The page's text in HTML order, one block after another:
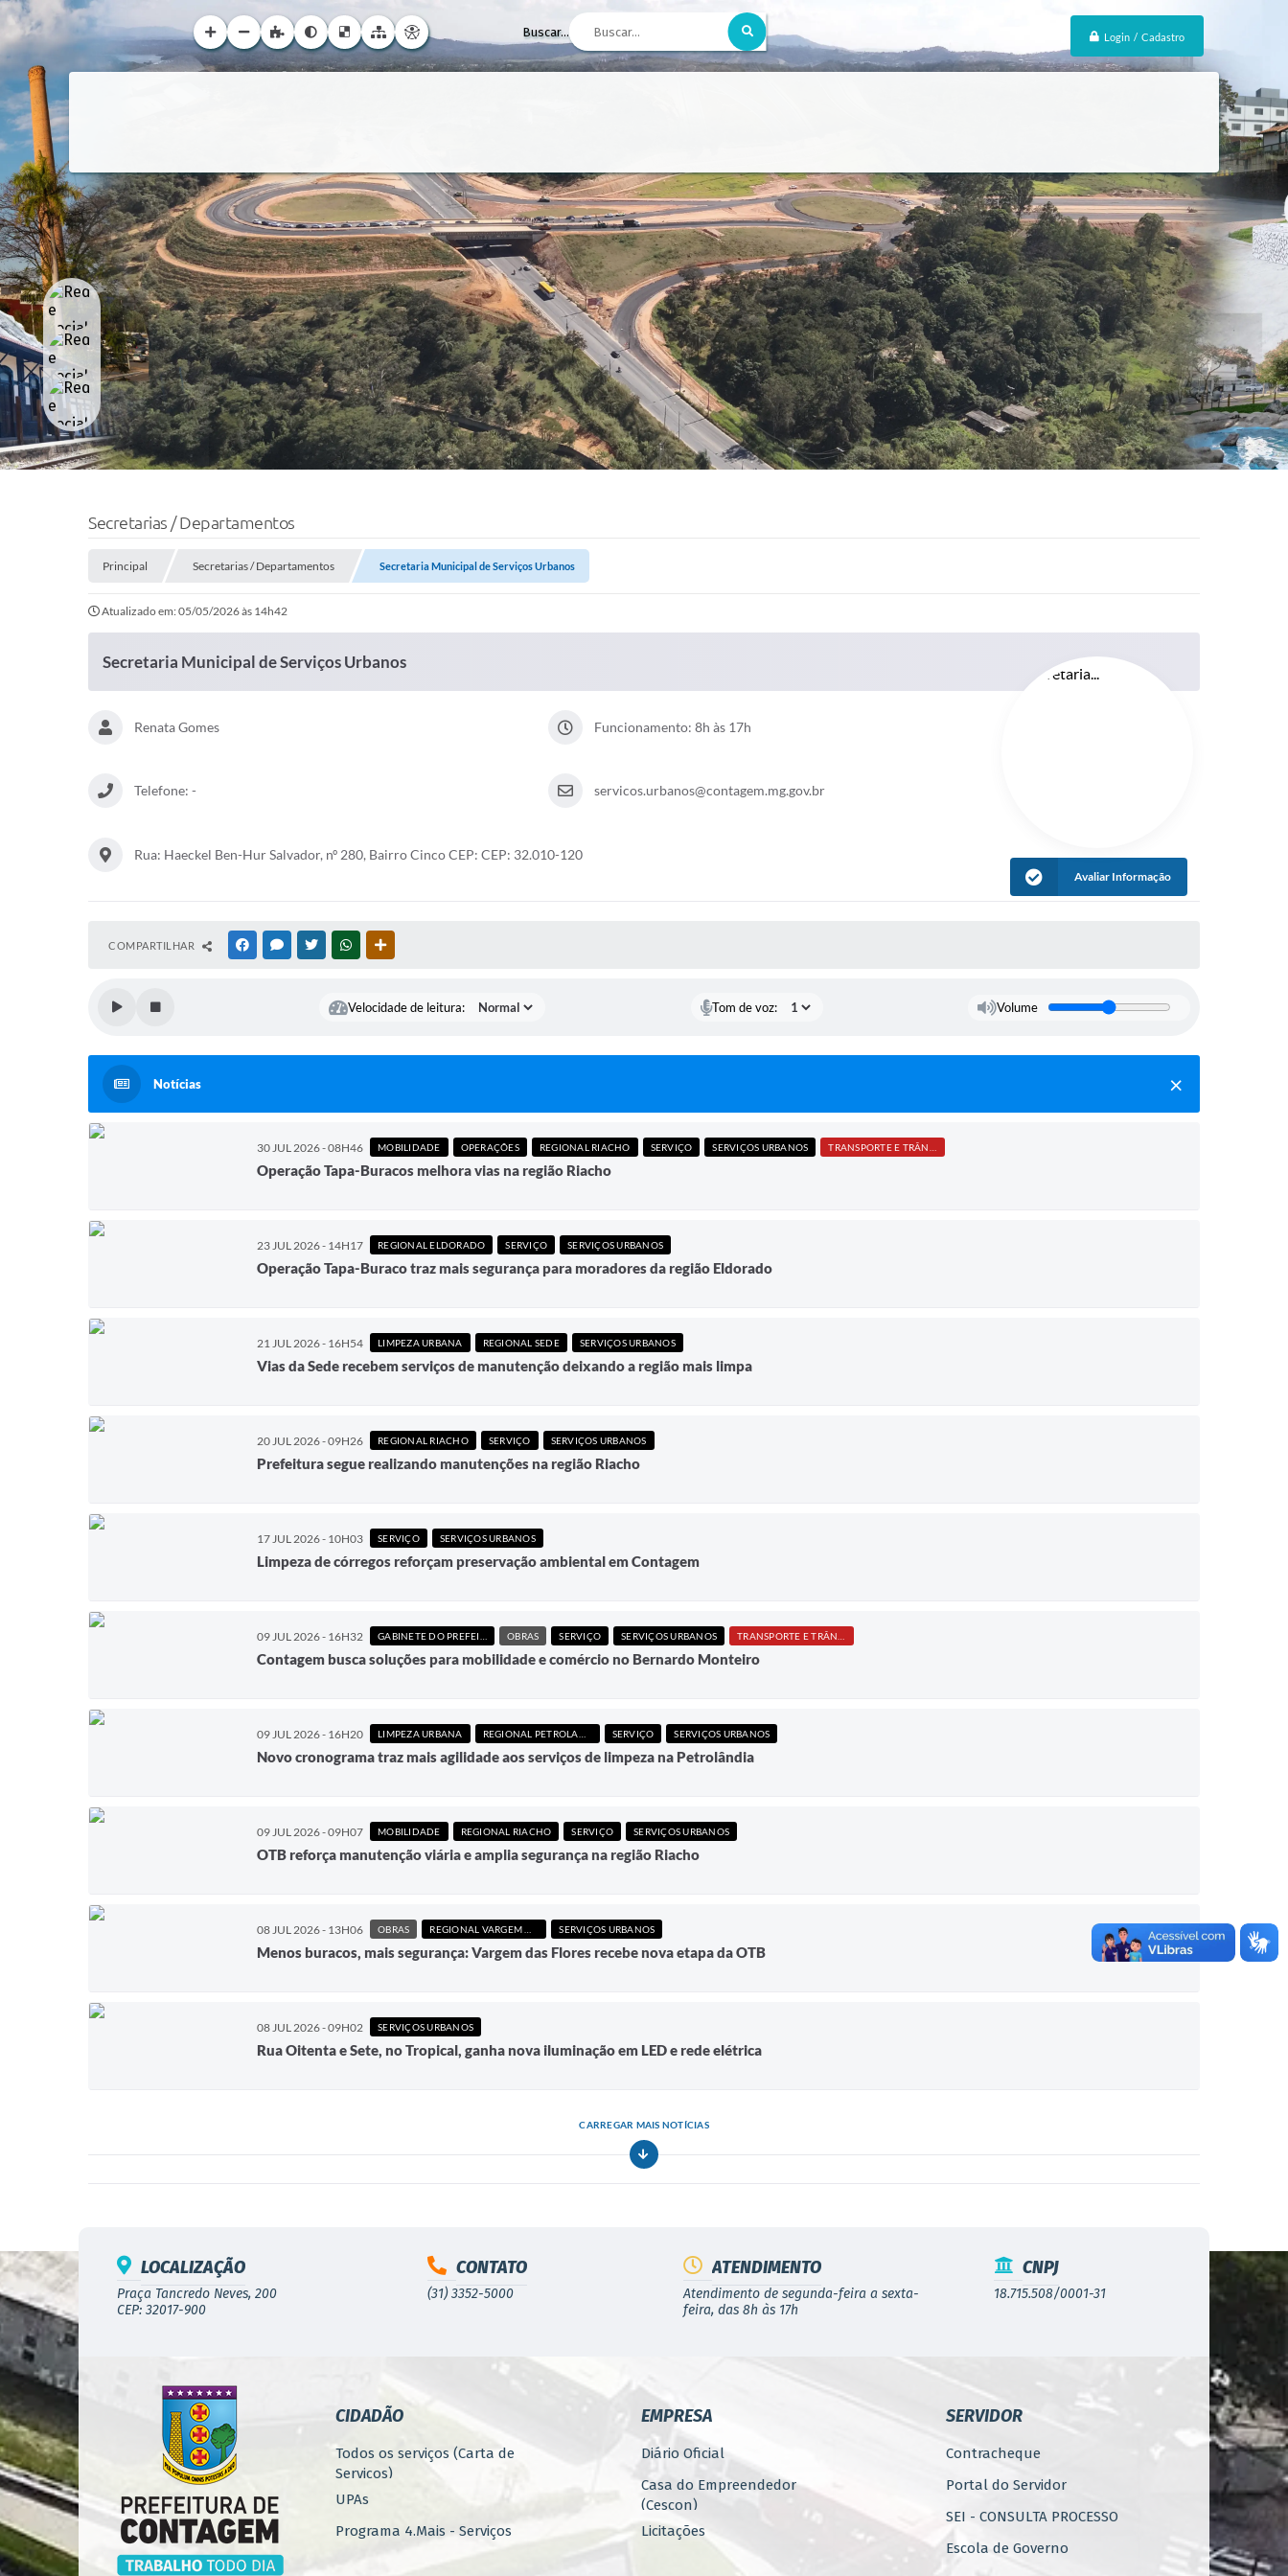
Login / Cadastro
Buscar...
Secretarias / Departamentos
Principal Secretarias / Departamentos Secretaria Municipal de Serviços Urbanos
Atualizado em: 05/05/2026 às 14h42
Secretaria Municipal de Serviços Urbanos
Renata Gomes Funcionamento: 8h às 17h
Telefone: - servicos.urbanos@contagem.mg.gov.br
Rua: Haeckel Ben-Hur Salvador, nº 280, Bairro Cinco CEP: CEP: 32.010-120
Avaliar Informação
COMPARTILHAR FACEBOOKMESSENGER
TWITTERWHATSAPP
Velocidade de leitura: Tom de voz: Volume
Notícias
30 JUL 2026 - 08H46 MOBILIDADE OPERAÇÕES REGIONAL RIACHO SERVIÇO SERVIÇOS URBANOS
Operação Tapa-Buracos melhora vias na região Riacho
23 JUL 2026 - 14H17 REGIONAL ELDORADO SERVIÇO SERVIÇOS URBANOS
Operação Tapa-Buraco traz mais segurança para moradores da região Eldorado
21 JUL 2026 - 16H54 LIMPEZA URBANA REGIONAL SEDE SERVIÇOS URBANOS
Vias da Sede recebem serviços de manutenção deixando a região mais limpa
20 JUL 2026 - 09H26 REGIONAL RIACHO SERVIÇO SERVIÇOS URBANOS
Prefeitura segue realizando manutenções na região Riacho
17 JUL 2026 - 10H03 SERVIÇO SERVIÇOS URBANOS
Limpeza de córregos reforçam preservação ambiental em Contagem
09 JUL 2026 - 16H32 OBRAS SERVIÇO SERVIÇOS URBANOS
Contagem busca soluções para mobilidade e comércio no Bernardo Monteiro
09 JUL 2026 - 16H20 LIMPEZA URBANA SERVIÇO SERVIÇOS URBANOS
Novo cronograma traz mais agilidade aos serviços de limpeza na Petrolândia
09 JUL 2026 - 09H07 MOBILIDADE REGIONAL RIACHO SERVIÇO SERVIÇOS URBANOS
OTB reforça manutenção viária e amplia segurança na região Riacho
08 JUL 2026 - 13H06 OBRAS SERVIÇOS URBANOS
Menos buracos, mais segurança: Vargem das Flores recebe nova etapa da OTB
08 JUL 2026 - 09H02 SERVIÇOS URBANOS
Rua Oitenta e Sete, no Tropical, ganha nova iluminação em LED e rede elétrica
CARREGAR MAIS NOTÍCIAS
LOCALIZAÇÃO
Praça Tancredo Neves, 200
CEP: 32017-900
CONTATO
(31) 3352-5000
ATENDIMENTO
Atendimento de segunda-feira a sexta-
feira, das 8h às 17h
CNPJ
18.715.508/0001-31
CIDADÃO
Todos os serviços (Carta de
Serviços)
UPAs
Programa 4.Mais - Serviços
EMPRESA
Diário Oficial
Casa do Empreendedor
(Cescon)
Licitações
SERVIDOR
Contracheque
Portal do Servidor
SEI - CONSULTA PROCESSO
Escola de Governo